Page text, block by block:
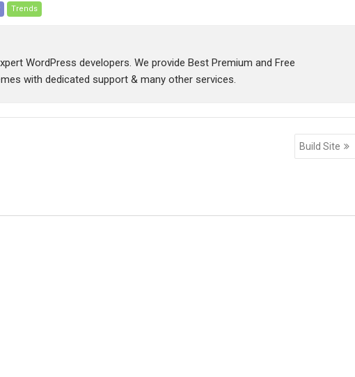
Trends
WordPress developers. We provide Best Premium and Free
with dedicated support & many other services.
Build Site